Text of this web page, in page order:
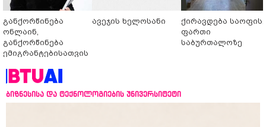
განქორწინება
ონლაინ,
განქორწინება
ემიგრანტებისათვის
ჩამოსვლის გარეშე
ავეჯის ხელოსანი
ქირავდება
ფართი
საბურთალოზე
ბიზნესისა და ტექნოლოგიების უნივერსიტეტი